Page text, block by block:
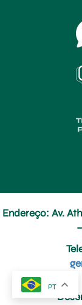
PT
Endereço: Av.